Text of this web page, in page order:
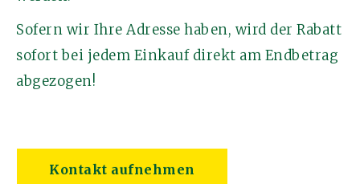
Sofern wir Ihre Adresse haben, wird der Rabatt
sofort bei jedem Einkauf direkt am Endbetrag
abgezogen!
Kontakt aufnehmen